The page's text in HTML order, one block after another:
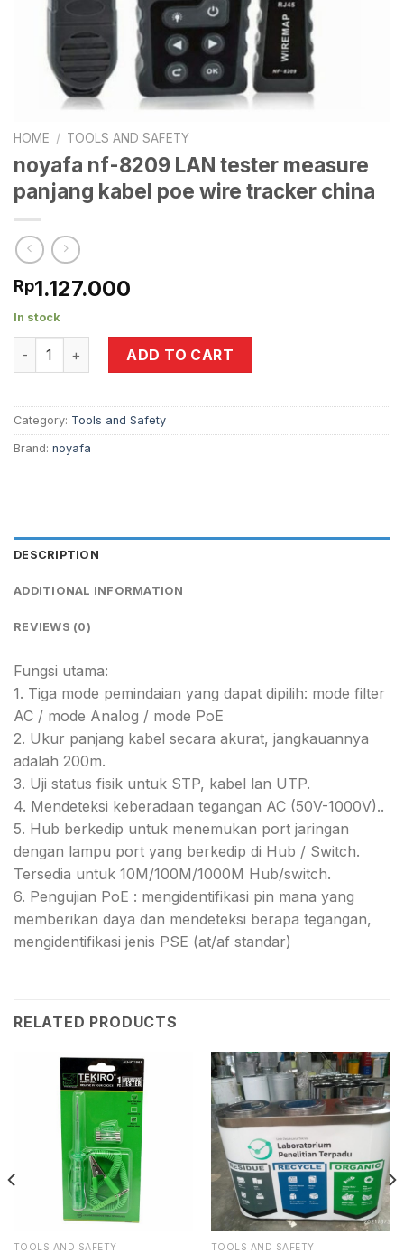
HOME / TOOLS AND SAFETY
noyafa nf-8209 LAN tester measure
panjang kabel poe wire tracker china
Rp1.127.000
In stock
noyafa nf-8209 LAN tester measure panjang kabel poe
ADD TO CART
Category: Tools and Safety
Brand: noyafa
DESCRIPTION
ADDITIONAL INFORMATION
REVIEWS (0)
Fungsi utama:
1. Tiga mode pemindaian yang dapat dipilih: mode filter
AC / mode Analog / mode PoE
2. Ukur panjang kabel secara akurat, jangkauannya
adalah 200m.
3. Uji status fisik untuk STP, kabel lan UTP.
4. Mendeteksi keberadaan tegangan AC (50V-1000V)..
5. Hub berkedip untuk menemukan port jaringan
dengan lampu port yang berkedip di Hub / Switch.
Tersedia untuk 10M/100M/1000M Hub/switch.
6. Pengujian PoE : mengidentifikasi pin mana yang
memberikan daya dan mendeteksi berapa tegangan,
mengidentifikasi jenis PSE (at/af standar)
RELATED PRODUCTS
TOOLS AND SAFETY TOOLS AND SAFETY